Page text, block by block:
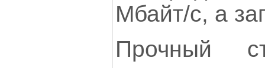
Мбайт/с, а
Прочный